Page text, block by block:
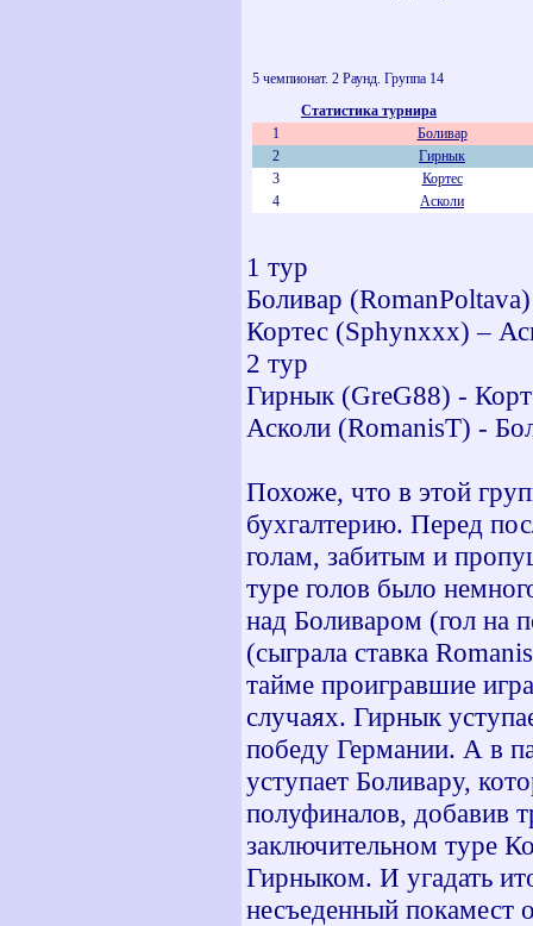
5 чемпионат. 2 Раунд. Группа 14
Статистика турнира
1
Боливар
2
Гирнык
3
Кортес
4
Асколи
1 тур
Боливар
Кортес (Sphynxxx) –
2 тур
Гирнык (GreG88) -
Асколи (RomanisT) -
Похоже, что в этой
бухгалтерию. Перед
голам, забитым и
туре голов было
над Боливаром (гол на
(сыграла ставка
тайме проигравшие
случаях. Гирнык
победу Германии. А в
уступает Боливару,
полуфиналов, добавив
заключительном туре
Гирныком. И угадать
несъеденный покамест